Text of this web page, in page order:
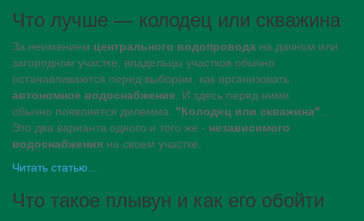
Что лучше — колодец или скважина
За неимением центрального водопровода на дачном или
загородном участке, владельцы участков обычно
останавливаются перед выбором, как организовать
автономное водоснабжение. И здесь перед ними
обычно появляется дилемма: "Колодец или скважина"...
Это два варианта одного и того же - независимого
водоснабжения на своем участке.
Читать статью...
Что такое плывун и как его обойти